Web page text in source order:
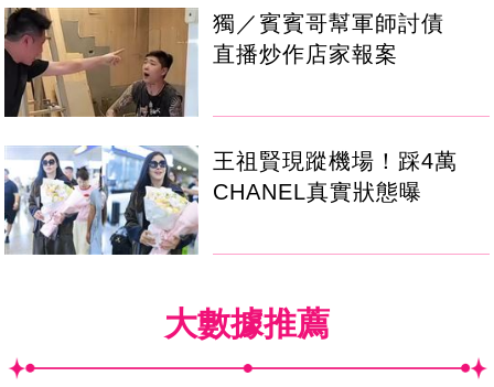
獨／賓賓哥幫軍師討債
直播炒作店家報案
王祖賢現蹤機場！踩4萬
CHANEL真實狀態曝
大數據推薦